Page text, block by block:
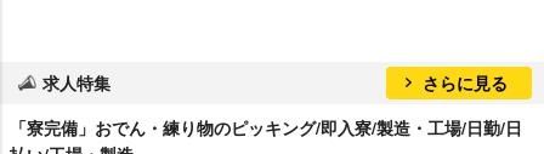
求人特集
さらに見る
「寮完備」おでん・練り物のピッキング/即入寮/製造・工場/日勤/日